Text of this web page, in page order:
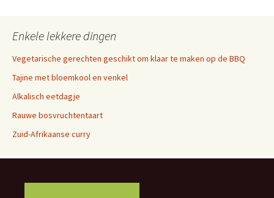
Enkele lekkere dingen
Vegetarische gerechten geschikt om klaar te maken op de BBQ
Tajine met bloemkool en venkel
Alkalisch eetdagje
Rauwe bosvruchtentaart
Zuid-Afrikaanse curry